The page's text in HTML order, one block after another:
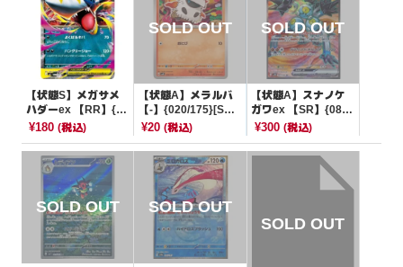
【状態S】メガサメ
ハダーex 【RR】{05
1/080}[M2]
¥180 (税込)
【状態A】メラルバ
【-】{020/175}[SV
M]
¥20(税込)
【状態A】スナノケ
ガワex 【SR】{083/
066}[SV4K]
¥300 (税込)